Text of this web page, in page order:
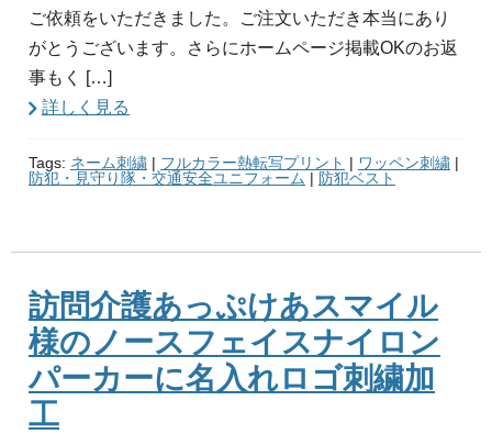
ご依頼をいただきました。ご注文いただき本当にあり
がとうございます。さらにホームページ掲載OKのお返
事もく […]
詳しく見る
Tags: ネーム刺繍 | フルカラー熱転写プリント | ワッペン刺繍 |
防犯・見守り隊・交通安全ユニフォーム | 防犯ベスト
訪問介護あっぷけあスマイル
様のノースフェイスナイロン
パーカーに名入れロゴ刺繍加
工